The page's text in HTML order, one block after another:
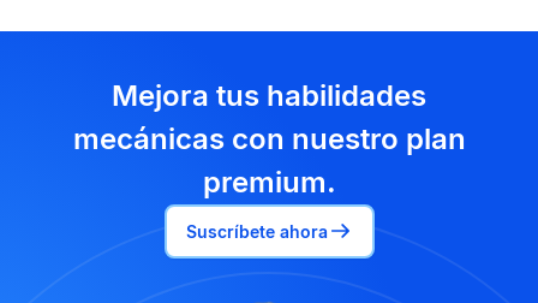
Mejora tus habilidades
mecánicas con nuestro plan
premium.
Suscríbete ahora